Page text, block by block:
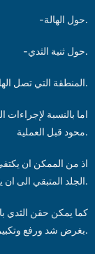
-حول الهالة.
-حول ثنية الثدي.
-المنطقة التي تصل الهالة بثنية الثدي.
اما بالنسبة لإجراءات
محود قبل العملية.
اذ من الممكن ان يكتفي
الجلد المتبقي الى ان يتحصل على ثدي مشدود خالي من الترهلات.
كما يمكن حقن الثدي
بغرض شد ورفع وتكبير الثدي في الان نفسه.